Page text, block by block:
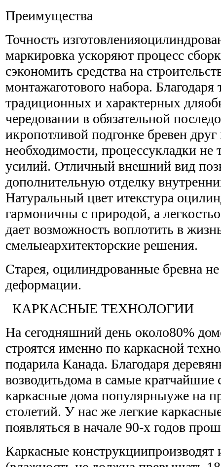
Преимущества
Точность
маркировка ускоряют процесс
сэкономить средства на
монтажаготового набора. Благодаря
традиционных и характерных
чередовании в обязательной
икропотливой подгонке бревен
необходимости, процессукладки не
усилий. Отличный внешний вид
дополнительную отделку
Натуральный цвет итекстура
гармоничны с природой, а
дает возможность воплотить в
смелыеархитекторские решения.
Старея, оцилиндрованные бревна
деформации.
КАРКАСНЫЕ ТЕХНОЛОГИИ
На сегодняшний день около80%
строятся именно по каркасной
подарила Канада. Благодаря
возводитьдома в самые
каркасные дома популярныуже на
столетий. У нас же легкие
появляться в начале 90-х годов
Каркасные конструкциипроизводят